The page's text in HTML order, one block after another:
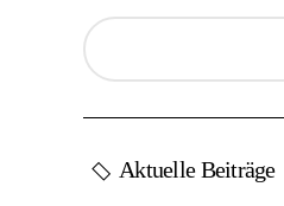
Aktuelle Beiträge